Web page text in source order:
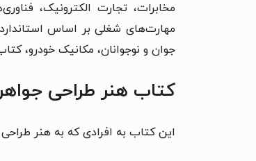
مخابرات، تجارت الکترونیک،
مهارت‌های شغلی بر اساس
جوان و نوجوانان، مکانیک خودرو،
کتاب هنر طراحی
این کتاب به افرادی که به هنر